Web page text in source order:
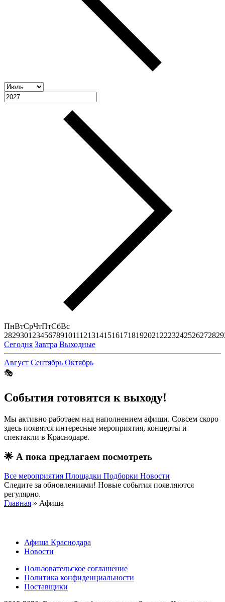
ПнВтСрЧтПтСбВс
2829301 23456789101112131415161718192021 2223242526272829
Сегодня Завтра Выходные
Август Сентябрь Октябрь
🎭
События готовятся к выходу!
Мы активно работаем над наполнением афиши. Совсем скоро
здесь появятся интересные мероприятия, концерты и
спектакли в Краснодаре.
🌟 А пока предлагаем посмотреть
Все мероприятия Площадки Подборки Новости
Следите за обновлениями! Новые события появляются
регулярно.
Главная » Афиша
Афиша Краснодара
Новости
Пользовательское соглашение
Политика конфиденциальности
Поставщики